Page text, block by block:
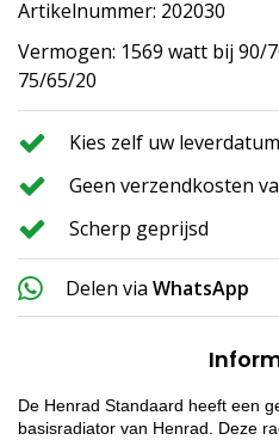
Artikelnummer: 202030
Vermogen: 1569 watt bij 90/
75/65/20
Kies zelf uw leverdatum
Geen verzendkosten
Scherp geprijsd
Delen via WhatsApp
De Henrad Standaard heeft een
basisradiator van Henrad. Deze